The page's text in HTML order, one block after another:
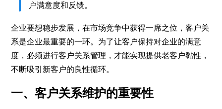
户满意度和反馈。
企业要想稳步发展，在市场竞争中获得一席之位，客户关
系是企业最重要的一环。为了让客户保持对企业的满意
度，必须进行客户关系管理，才能实现提供老客户黏性，
不断吸引新客户的良性循环。
一、客户关系维护的重要性